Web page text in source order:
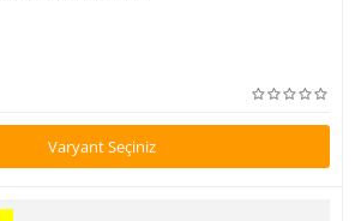
Varyant Seçiniz